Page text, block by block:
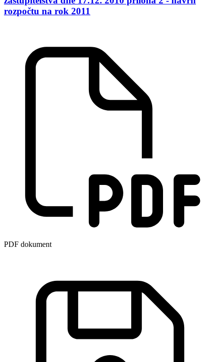
rozpočtu na rok 2011
PDF dokument